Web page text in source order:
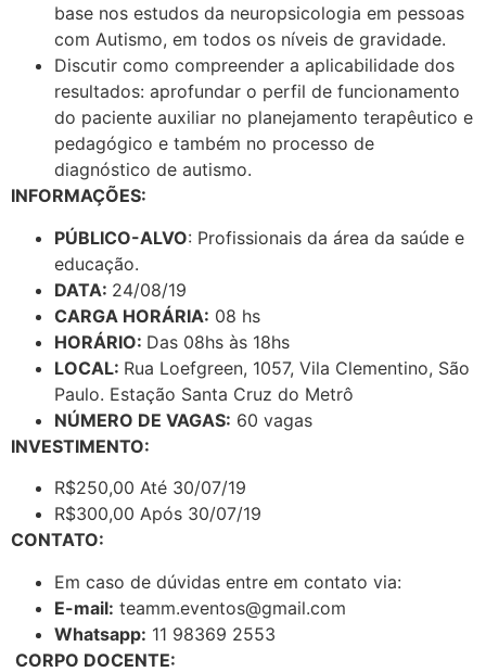
base nos estudos da neuropsicologia em pessoas
com Autismo, em todos os níveis de gravidade.
Discutir como compreender a aplicabilidade dos
resultados: aprofundar o perfil de funcionamento
do paciente auxiliar no planejamento terapêutico e
pedagógico e também no processo de
diagnóstico de autismo.
INFORMAÇÕES:
PÚBLICO-ALVO: Profissionais da área da saúde e
educação.
DATA: 24/08/19
CARGA HORÁRIA: 08 hs
HORÁRIO: Das 08hs às 18hs
LOCAL: Rua Loefgreen, 1057, Vila Clementino, São
Paulo. Estação Santa Cruz do Metrô
NÚMERO DE VAGAS: 60 vagas
INVESTIMENTO:
R$250,00 Até 30/07/19
R$300,00 Após 30/07/19
CONTATO:
Em caso de dúvidas entre em contato via:
E-mail: teamm.eventos@gmail.com
Whatsapp: 11 98369 2553
CORPO DOCENTE: